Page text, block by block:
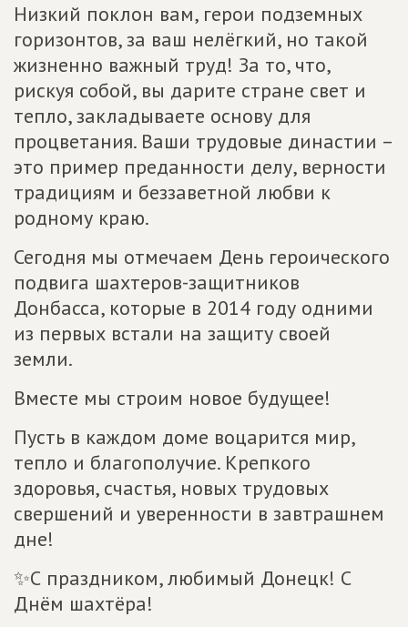
Низкий поклон вам, герои подземных
горизонтов, за ваш нелёгкий, но такой
жизненно важный труд! За то, что,
рискуя собой, вы дарите стране свет и
тепло, закладываете основу для
процветания. Ваши трудовые династии –
это пример преданности делу, верности
традициям и беззаветной любви к
родному краю.
Сегодня мы отмечаем День героического
подвига шахтеров-защитников
Донбасса, которые в 2014 году одними
из первых встали на защиту своей
земли.
Вместе мы строим новое будущее!
Пусть в каждом доме воцарится мир,
тепло и благополучие. Крепкого
здоровья, счастья, новых трудовых
свершений и уверенности в завтрашнем
дне!
✨С праздником, любимый Донецк! С
Днём шахтёра!